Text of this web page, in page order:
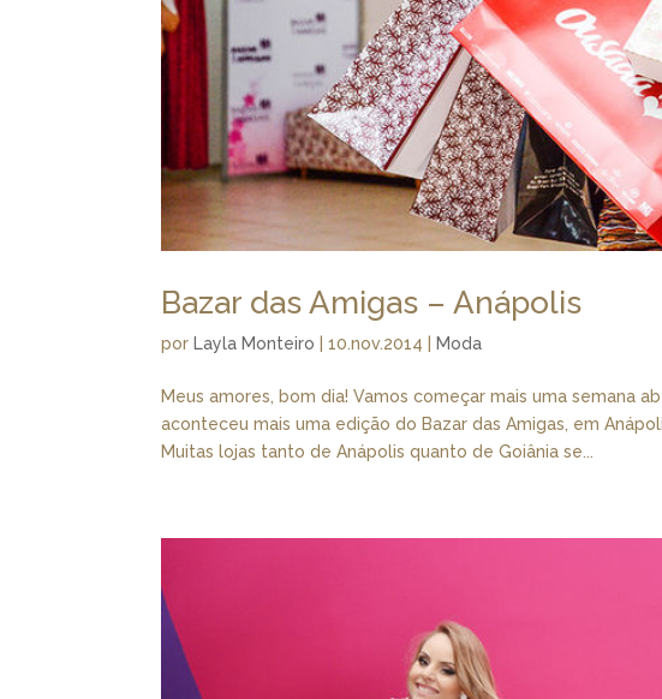
Bazar das Amigas – Anápolis
por Layla Monteiro |10.nov.2014 Moda
Meus amores, bom dia! Vamos começar mais uma semana
aconteceu mais uma edição do Bazar das Amigas, em
Muitas lojas tanto de Anápolis quanto de Goiânia se...